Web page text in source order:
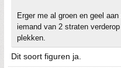
Erger me al groen en geel
iemand van 2 straten
plekken.
Dit soort figuren ja.